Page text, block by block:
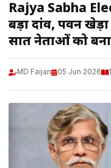
Rajya Sabha
बड़ा दांव, पवन
सात नेताओं को
MD Faijan 05 Jun 2026